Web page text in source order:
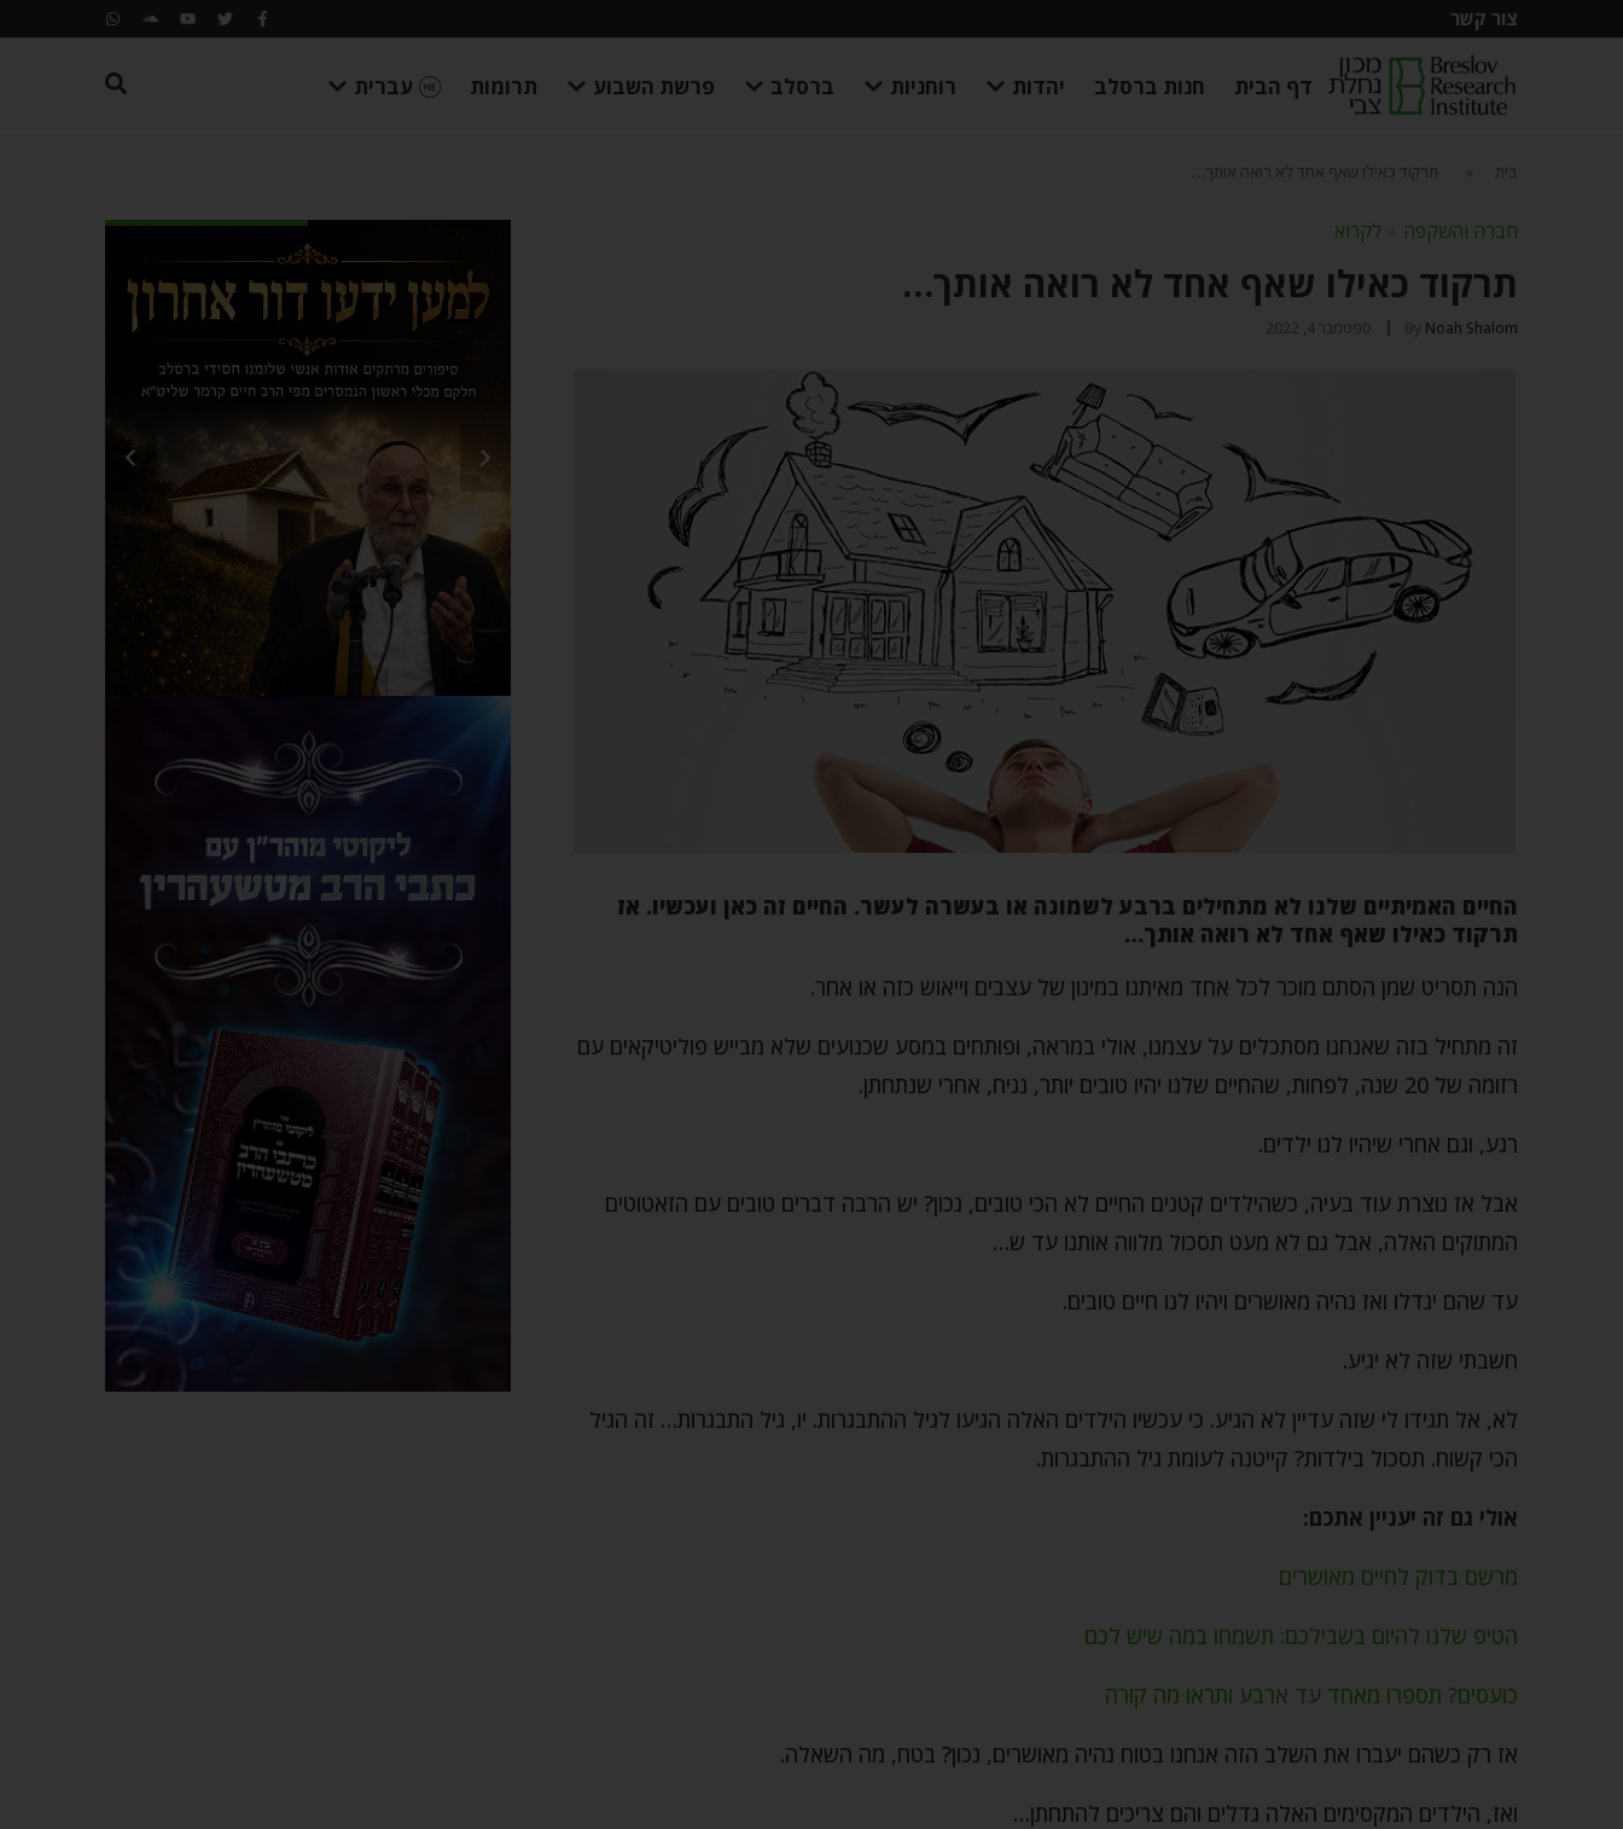
צור קשר
דף הבית חנות ברסלב יהדות רוחניות ברסלב פרשת השבוע תרומות עברית
בית תרקוד כאילו שאף אחד לא רואה אותך…
חברה והשקפה ⬦ לקרוא
תרקוד כאילו שאף אחד לא רואה אותך…
By Noah Shalom ספטמבר 4, 2022
החיים האמיתיים שלנו לא מתחילים ברבע לשמונה או בעשרה לעשר. החיים זה כאן ועכשיו. אז
תרקוד כאילו שאף אחד לא רואה אותך…
הנה תסריט שמן הסתם מוכר לכל אחד מאיתנו במינון של עצבים וייאוש כזה או אחר.
זה מתחיל בזה שאנחנו מסתכלים על עצמנו, אולי במראה, ופותחים במסע שכנועים שלא מבייש פוליטיקאים עם
רזומה של 20 שנה, לפחות, שהחיים שלנו יהיו טובים יותר, נניח, אחרי שנתחתן.
רגע, וגם אחרי שיהיו לנו ילדים.
אבל אז נוצרת עוד בעיה, כשהילדים קטנים החיים לא הכי טובים, נכון? יש הרבה דברים טובים עם הזאטוטים
המתוקים האלה, אבל גם לא מעט תסכול מלווה אותנו עד ש…
עד שהם יגדלו ואז נהיה מאושרים ויהיו לנו חיים טובים.
חשבתי שזה לא יגיע.
לא, אל תגידו לי שזה עדיין לא הגיע. כי עכשיו הילדים האלה הגיעו לגיל ההתבגרות. יו, גיל התבגרות… זה הגיל
הכי קשוח. תסכול בילדות? קייטנה לעומת גיל ההתבגרות.
אולי גם זה יעניין אתכם:
מרשם בדוק לחיים מאושרים
הטיפ שלנו להיום בשבילכם: תשמחו במה שיש לכם
כועסים? תספרו מאחד עד ארבע ותראו מה קורה
אז רק כשהם יעברו את השלב הזה אנחנו בטוח נהיה מאושרים, נכון? בטח, מה השאלה.
ואז, הילדים המקסימים האלה גדלים והם צריכים להתחתן…